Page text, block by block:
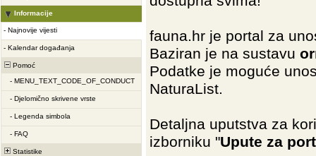
Informacije
- Najnovije vijesti
- Kalendar događanja
Pomoć
- MENU_TEXT_CODE_OF_CONDUCT
- Djelomično skrivene vrste
- Legenda simbola
- FAQ
Statistike
fauna.hr je portal za
Baziran je na sustavu
Podatke je moguće
NaturaList.
Detaljna uputstva za
izborniku "Upute za